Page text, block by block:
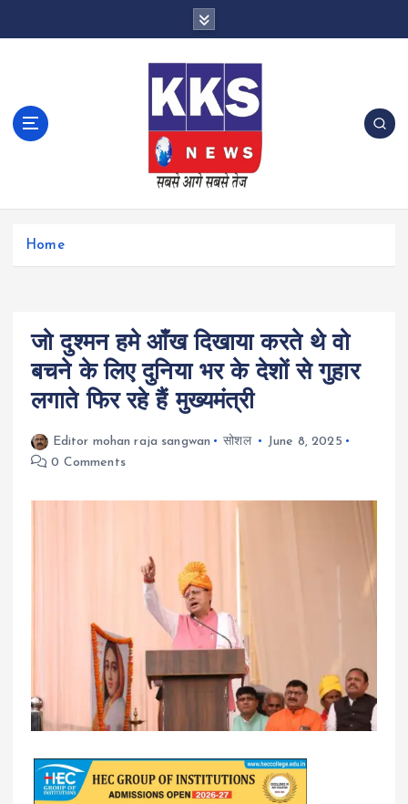
Home
जो दुश्मन हमे आँख दिखाया करते थे वो
बचने के लिए दुनिया भर के देशों से गुहार
लगाते फिर रहे हैं मुख्यमंत्री
Editor mohan raja sangwan सोशल
June 8, 2025
0 Comments